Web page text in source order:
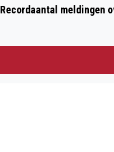
Recordaantal meldingen